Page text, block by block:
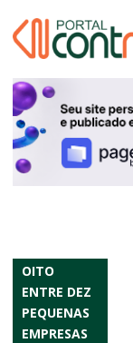
OITO
ENTRE DEZ
PEQUENAS
EMPRESAS